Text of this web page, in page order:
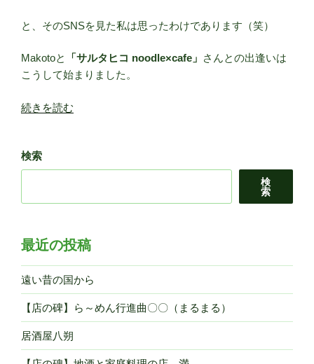
と、そのSNSを見た私は思ったわけであります（笑）
Makotoと 「サルタヒコ noodle×cafe」 さんとの出逢いは
こうして始まりました。
“サ
ヒ
コ
店
PART1”
続きを読む
検索
検
索
最近の投稿
遠い昔の国から
【店の碑】ら～めん行進曲〇〇（まるまる）
居酒屋八朔